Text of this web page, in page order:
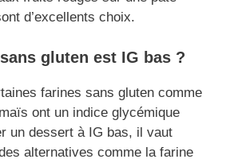
d’excellents choix.
gluten est IG bas ?
farines sans gluten comme
ont un indice glycémique
un dessert à IG bas, il vaut
alternatives comme la farine